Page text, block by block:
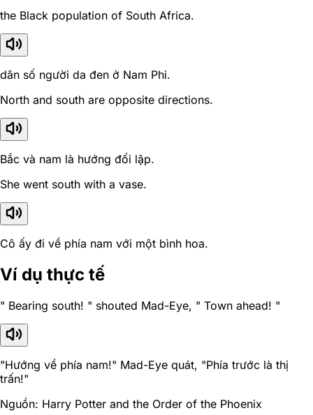
the Black population of South Africa.
dân số người da đen ở Nam Phi.
North and south are opposite directions.
Bắc và nam là hướng đối lập.
She went south with a vase.
Cô ấy đi về phía nam với một bình hoa.
Ví dụ thực tế
" Bearing south! " shouted Mad-Eye, " Town ahead! "
"Hướng về phía nam!" Mad-Eye quát, "Phía trước là thị
trấn!"
Nguồn: Harry Potter and the Order of the Phoenix